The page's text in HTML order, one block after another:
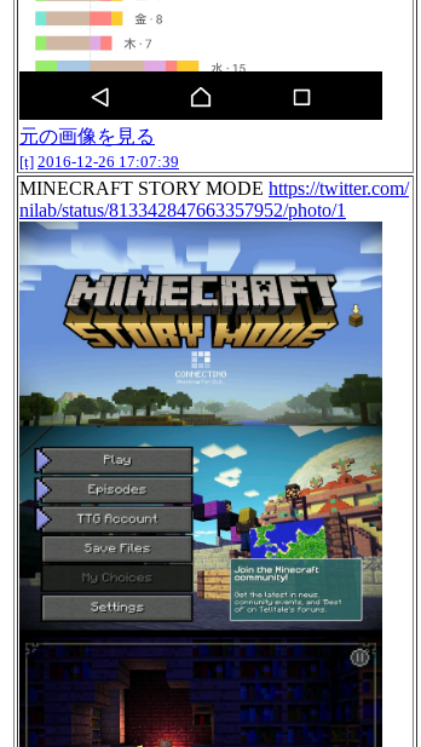
元の画像を見る
[t] 2016-12-26 17:07:39
MINECRAFT STORY MODE https://twitter.com/
nilab/status/813342847663357952/photo/1